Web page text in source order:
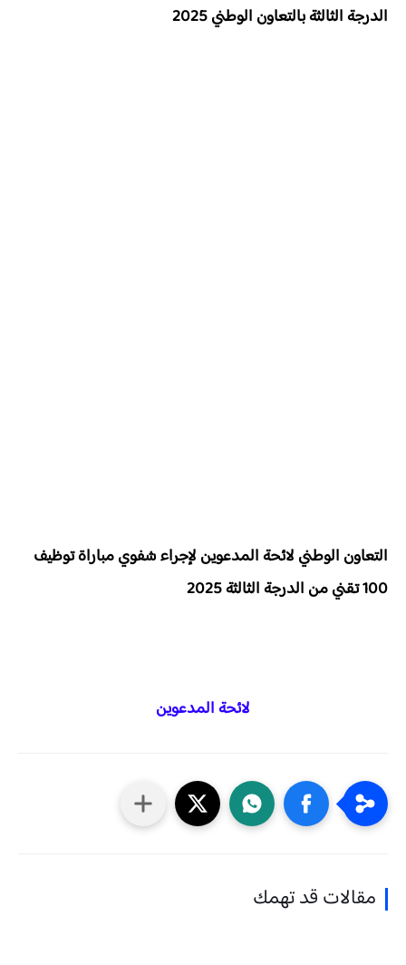
الدرجة الثالثة بالتعاون الوطني 2025
التعاون الوطني لائحة المدعوين لإجراءشفويمباراة توظيف
100 تقني من الدرجة الثالثة 2025
لائحة المدعوين
مقالات قد تهمك